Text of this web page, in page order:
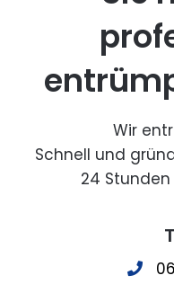
Wir
Schnell und
24